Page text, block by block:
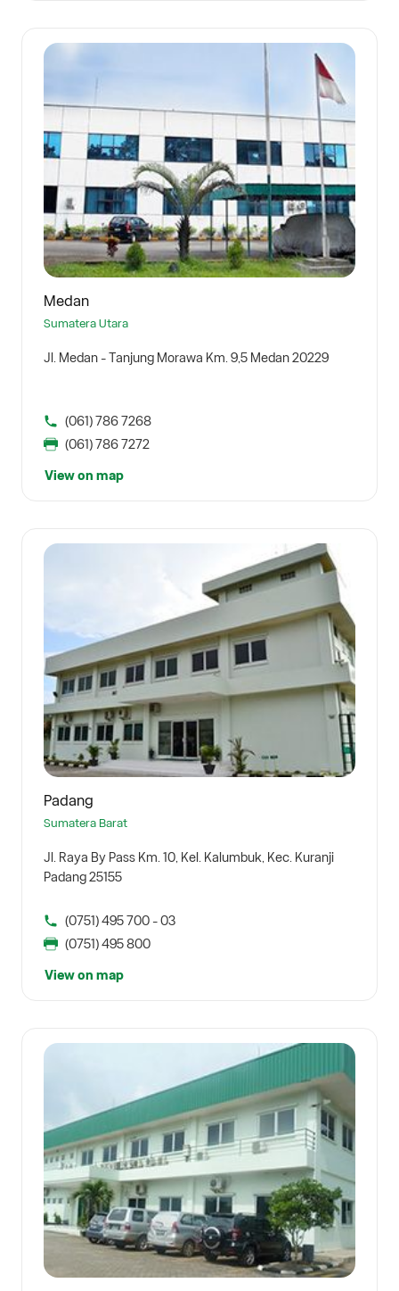
Medan
Sumatera Utara
Jl. Medan - Tanjung Morawa Km. 9,5 Medan 20229
(061) 786 7268
(061) 786 7272
View on map
Padang
Sumatera Barat
Jl. Raya By Pass Km. 10, Kel. Kalumbuk, Kec. Kuranji
Padang 25155
(0751) 495 700 - 03
(0751) 495 800
View on map